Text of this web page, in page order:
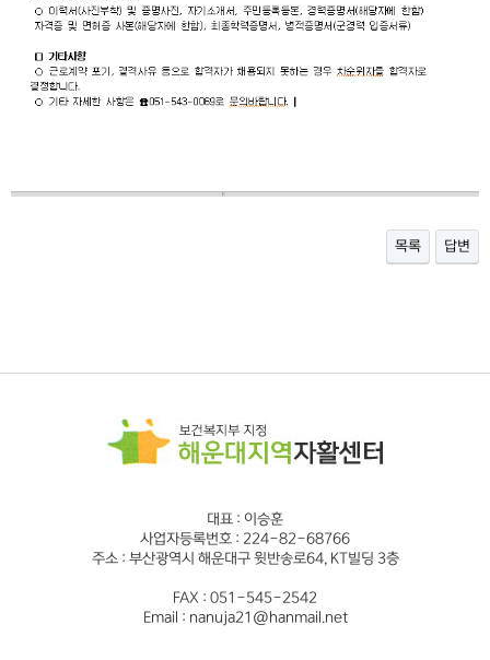
목록 답변
대표 : 이승훈
사업자등록번호 : 224-82-68766
주소 : 부산광역시 해운대구 윗반송로64, KT빌딩 3층
FAX : 051-545-2542
Email : nanuja21@hanmail.net